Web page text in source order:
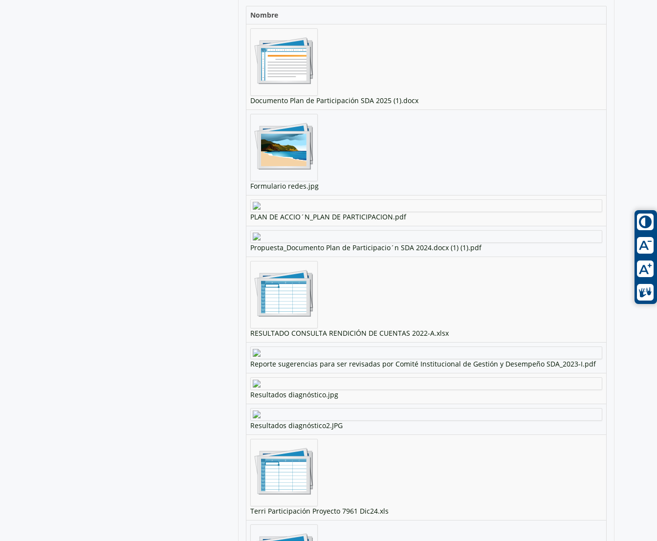
Nombre
Documento Plan de Participación SDA 2025 (1).docx
Formulario redes.jpg
PLAN DE ACCIO´N_PLAN DE PARTICIPACION.pdf
Propuesta_Documento Plan de Participacio´n SDA 2024.docx (1) (1).pdf
RESULTADO CONSULTA RENDICIÓN DE CUENTAS 2022-A.xlsx
Reporte sugerencias para ser revisadas por Comité Institucional de Gestión y Desempeño SDA_2023-I.pdf
Resultados diagnóstico.jpg
Resultados diagnóstico2.JPG
Terri Participación Proyecto 7961 Dic24.xls